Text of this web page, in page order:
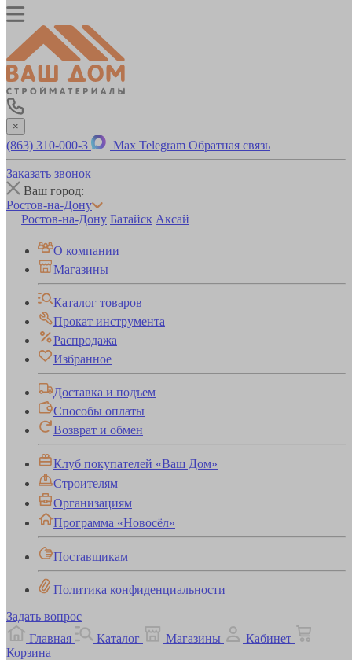
×
(863) 310-000-3 Max Telegram Обратная связь
Заказать звонок
Ваш город:
Ростов-на-Дону
Ростов-на-Дону Батайск Аксай
О компании
Магазины
Каталог товаров
Прокат инструмента
Распродажа
Избранное
Доставка и подъем
Способы оплаты
Возврат и обмен
Клуб покупателей «Ваш Дом»
Строителям
Организациям
Программа «Новосёл»
Поставщикам
Политика конфиденциальности
Задать вопрос
Главная
Каталог Магазины
Кабинет
Корзина